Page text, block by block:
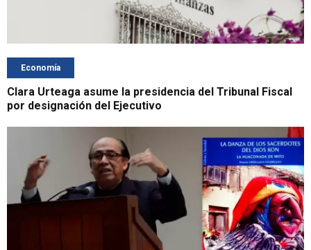
Economía
Clara Urteaga asume la presidencia del Tribunal Fiscal
por designación del Ejecutivo